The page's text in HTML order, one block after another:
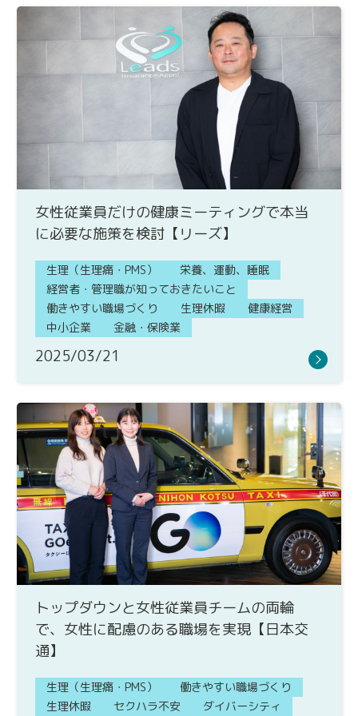
女性従業員だけの健康ミーティングで本当
に必要な施策を検討【リーズ】
生理（生理痛・PMS）
栄養、運動、睡眠
経営者・管理職が知っておきたいこと
働きやすい職場づくり
生理休暇
健康経営
中小企業
金融・保険業
2025/03/21
トップダウンと女性従業員チームの両輪
で、女性に配慮のある職場を実現【日本交
通】
生理（生理痛・PMS）
働きやすい職場づくり
生理休暇
セクハラ不安
ダイバーシティ